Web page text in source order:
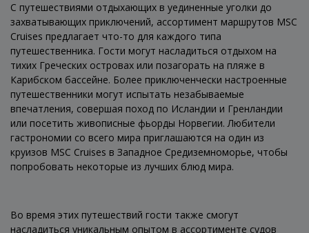
С путешествиями отдыхающих в уединенные уголки до
захватывающих приключений, ассортимент маршрутов MSC
Cruises предлагает что-то для каждого типа
путешественника. Гости могут насладиться отдыхом на
тихих Греческих островах или позагорать на пляже в
Карибском бассейне. Более приключенчески настроенные
путешественники могут испытать незабываемые
впечатления, совершая поход по Исландии и Гренландии
или посетить живописные фьорды Норвегии. Любители
гастрономии со всего мира приглашаются на один из
круизов MSC Cruises в Западное Средиземноморье, чтобы
попробовать некоторые из лучших блюд мира.
Во время этих путешествий гости также смогут
насладиться уникальным опытом в ассортименте судов